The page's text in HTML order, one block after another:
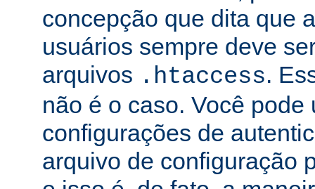
concepção que dita que
usuários sempre deve
arquivos .htaccess.
não é o caso. Você pode
configurações de
arquivo de configuração